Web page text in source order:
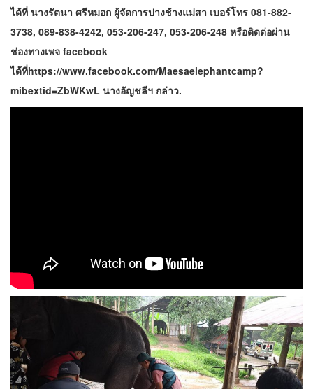
ได้ที่ นางรัตนา ศรีหมอก ผู้จัดการปางช้างแม่สา เบอร์โทร 081-882-
3738, 089-838-4242, 053-206-247, 053-206-248 หรือติดต่อผ่าน
ช่องทางเพจ facebook
ได้ที่https://www.facebook.com/Maesaelephantcamp?
mibextid=ZbWKwL นางอัญชลีฯ กล่าว.